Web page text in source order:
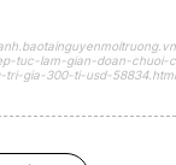
tuc-lam-gian-doan-chuoi-c
tri-gia-300-ti-usd-58834.html